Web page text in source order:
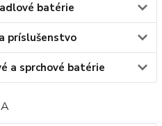
batérie
príslušenstvo
a sprchové batérie